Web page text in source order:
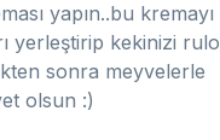
yapın..bu kremayı
yerleştirip kekinizi rulo
sonra meyvelerle
olsun :)